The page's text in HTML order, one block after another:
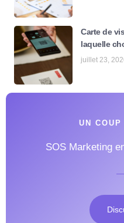
Carte de
laquelle
juillet 23,
UN
SOS Marketing